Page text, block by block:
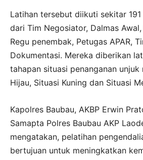
Latihan tersebut diikuti sekitar
dari Tim Negosiator, Dalmas
Regu penembak, Petugas APAR,
Dokumentasi. Mereka diberikan
tahapan situasi penanganan unjuk
Hijau, Situasi Kuning dan Situasi
Kapolres Baubau, AKBP Erwin
Samapta Polres Baubau AKP
mengatakan, pelatihan
bertujuan untuk meningkatkan